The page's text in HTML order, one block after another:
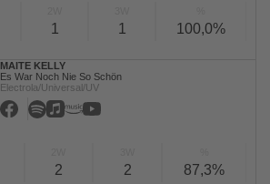
1 1 100,0%
MAITE KELLY
Es War Noch Nie So Schön
Electrola/Universal/UV
2 2 87,3%